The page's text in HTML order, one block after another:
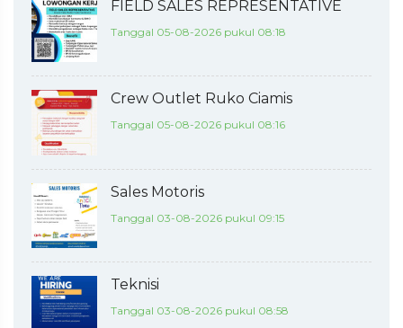
FIELD SALES REPRESENTATIVE
Tanggal 05-08-2026 pukul 08:18
Crew Outlet Ruko Ciamis
Tanggal 05-08-2026 pukul 08:16
Sales Motoris
Tanggal 03-08-2026 pukul 09:15
Teknisi
Tanggal 03-08-2026 pukul 08:58